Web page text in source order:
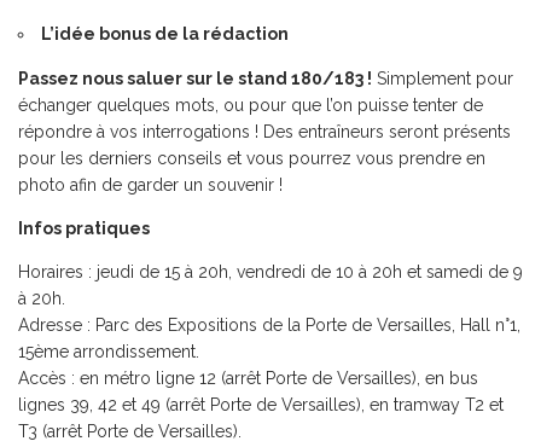
L’idée bonus de la rédaction
Passez nous saluer sur le stand 180/183 ! Simplement pour
échanger quelques mots, ou pour que l’on puisse tenter de
répondre à vos interrogations ! Des entraîneurs seront présents
pour les derniers conseils et vous pourrez vous prendre en
photo afin de garder un souvenir !
Infos pratiques
Horaires : jeudi de 15 à 20h, vendredi de 10 à 20h et samedi de 9
à 20h.
Adresse : Parc des Expositions de la Porte de Versailles, Hall n°1,
15ème arrondissement.
Accès : en métro ligne 12 (arrêt Porte de Versailles), en bus
lignes 39, 42 et 49 (arrêt Porte de Versailles), en tramway T2 et
T3 (arrêt Porte de Versailles).